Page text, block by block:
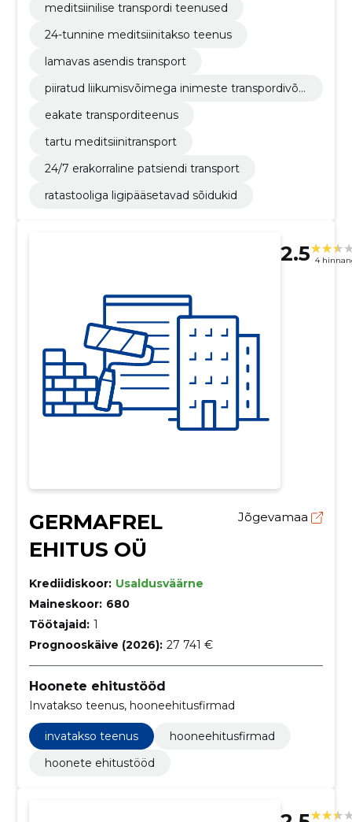
meditsiinilise transpordi teenused
24-tunnine meditsiinitakso teenus
lamavas asendis transport
piiratud liikumisvõimega inimeste transpordivõi
eakate transporditeenus
tartu meditsiinitransport
24/7 erakorraline patsiendi transport
ratastooliga ligipääsetavad sõidukid
2.5 4
GERMAFREL
EHITUS OÜ
Jõgevamaa
Krediidiskoor: Usaldusväärne
Maineskoor: 680
Töötajaid: 1
Prognooskäive (2026): 27 741 €
Hoonete ehitustööd
Invatakso teenus, hooneehitusfirmad
invatakso teenus
hooneehitusfirmad
hoonete ehitustööd